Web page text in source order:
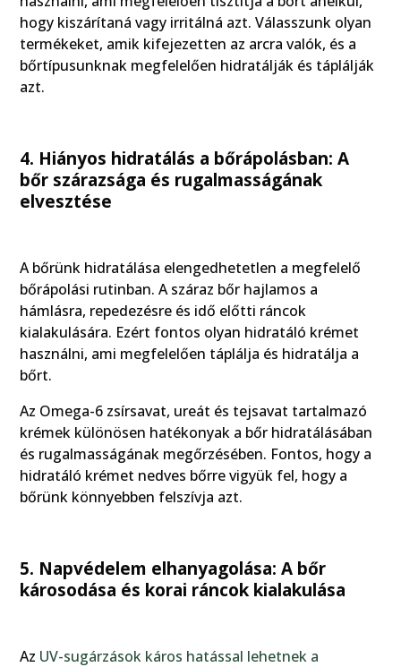
hogy kiszárítaná vagy irritálná azt. Válasszunk olyan
termékeket, amik kifejezetten az arcra valók, és a
bőrtípusunknak megfelelően hidratálják és táplálják
azt.
4. Hiányos hidratálás a bőrápolásban: A
bőr szárazsága és rugalmasságának
elvesztése
A bőrünk hidratálása elengedhetetlen a megfelelő
bőrápolási rutinban. A száraz bőr hajlamos a
hámlásra, repedezésre és idő előtti ráncok
kialakulására. Ezért fontos olyan hidratáló krémet
használni, ami megfelelően táplálja és hidratálja a
bőrt.
Az Omega-6 zsírsavat, ureát és tejsavat tartalmazó
krémek különösen hatékonyak a bőr hidratálásában
és rugalmasságának megőrzésében. Fontos, hogy a
hidratáló krémet nedves bőrre vigyük fel, hogy a
bőrünk könnyebben felszívja azt.
5. Napvédelem elhanyagolása: A bőr
károsodása és korai ráncok kialakulása
Az UV-sugárzások káros hatással lehetnek a